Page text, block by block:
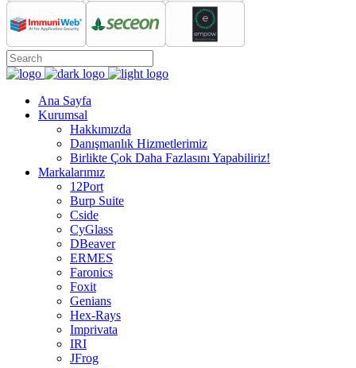
Ana Sayfa
Kurumsal
Hakkımızda
Danışmanlık Hizmetlerimiz
Birlikte Çok Daha Fazlasını Yapabiliriz!
Markalarımız
12Port
Burp Suite
Cside
CyGlass
DBeaver
ERMES
Faronics
Foxit
Genians
Hex-Rays
Imprivata
IRI
JFrog